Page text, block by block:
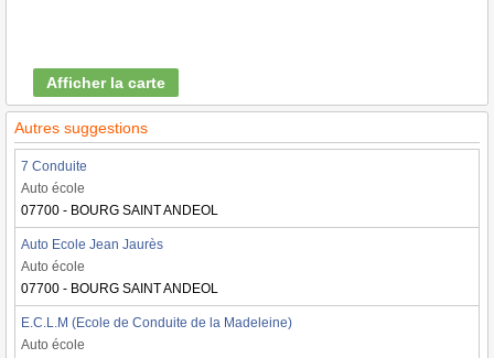
Afficher la carte
Autres suggestions
7 Conduite
Auto école
07700 - BOURG SAINT ANDEOL
Auto Ecole Jean Jaurès
Auto école
07700 - BOURG SAINT ANDEOL
E.C.L.M (Ecole de Conduite de la Madeleine)
Auto école